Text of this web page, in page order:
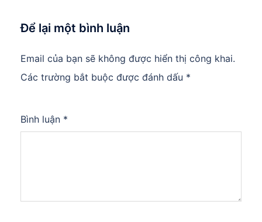
Để lại một bình luận
Email của bạn sẽ không được hiển thị công khai.
Các trường bắt buộc được đánh dấu *
Bình luận *